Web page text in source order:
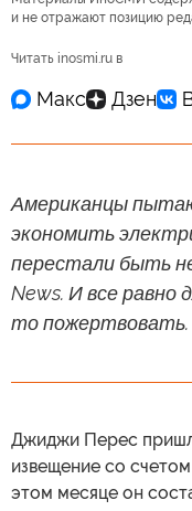
и не отражают позицию
Читать inosmi.ru в
Американцы
экономить
перестали быть
News. И все равно
то пожертвовать.
Джиджи Перес
извещение со
этом месяце он